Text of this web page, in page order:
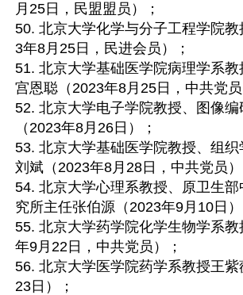
月25日，民盟盟员）；
50. 北京大学化学与分子工程学院
3年8月25日，民进会员）；
51. 北京大学基础医学院病理学系
宫恩聪（2023年8月25日，中共党员
52. 北京大学电子学院教授、图像
（2023年8月26日）；
53. 北京大学基础医学院教授、组
刘斌（2023年8月28日，中共党员）
54. 北京大学心理系教授、原卫生
究所主任张伯源（2023年9月10日）
55. 北京大学药学院化学生物学系
年9月22日，中共党员）；
56. 北京大学医学院药学系教授王紫
23日）；